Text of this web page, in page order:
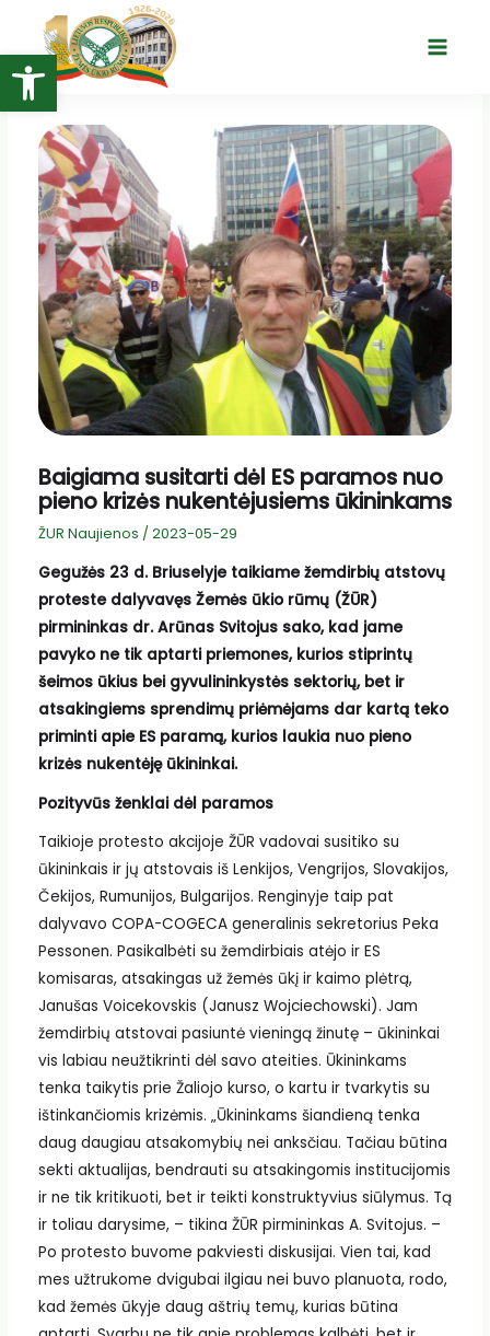
Open toolbar
turinio
Main
Baigiama susitarti dėl ES paramos nuo
pieno krizės nukentėjusiems ūkininkams
ŽUR Naujienos / 2023-05-29
Gegužės 23 d. Briuselyje taikiame žemdirbių atstovų
proteste dalyvavęs Žemės ūkio rūmų (ŽŪR)
pirmininkas dr. Arūnas Svitojus sako, kad jame
pavyko ne tik aptarti priemones, kurios stiprintų
šeimos ūkius bei gyvulininkystės sektorių, bet ir
atsakingiems sprendimų priėmėjams dar kartą teko
priminti apie ES paramą, kurios laukia nuo pieno
krizės nukentėję ūkininkai.
Pozityvūs ženklai dėl paramos
Taikioje protesto akcijoje ŽŪR vadovai susitiko su
ūkininkais ir jų atstovais iš Lenkijos, Vengrijos, Slovakijos,
Čekijos, Rumunijos, Bulgarijos. Renginyje taip pat
dalyvavo COPA-COGECA generalinis sekretorius Peka
Pessonen. Pasikalbėti su žemdirbiais atėjo ir ES
komisaras, atsakingas už žemės ūkį ir kaimo plėtrą,
Janušas Voicekovskis (Janusz Wojciechowski). Jam
žemdirbių atstovai pasiuntė vieningą žinutę – ūkininkai
vis labiau neužtikrinti dėl savo ateities. Ūkininkams
tenka taikytis prie Žaliojo kurso, o kartu ir tvarkytis su
ištinkančiomis krizėmis. „Ūkininkams šiandieną tenka
daug daugiau atsakomybių nei anksčiau. Tačiau būtina
sekti aktualijas, bendrauti su atsakingomis institucijomis
ir ne tik kritikuoti, bet ir teikti konstruktyvius siūlymus. Tą
ir toliau darysime, – tikina ŽŪR pirmininkas A. Svitojus. –
Po protesto buvome pakviesti diskusijai. Vien tai, kad
mes užtrukome dvigubai ilgiau nei buvo planuota, rodo,
kad žemės ūkyje daug aštrių temų, kurias būtina